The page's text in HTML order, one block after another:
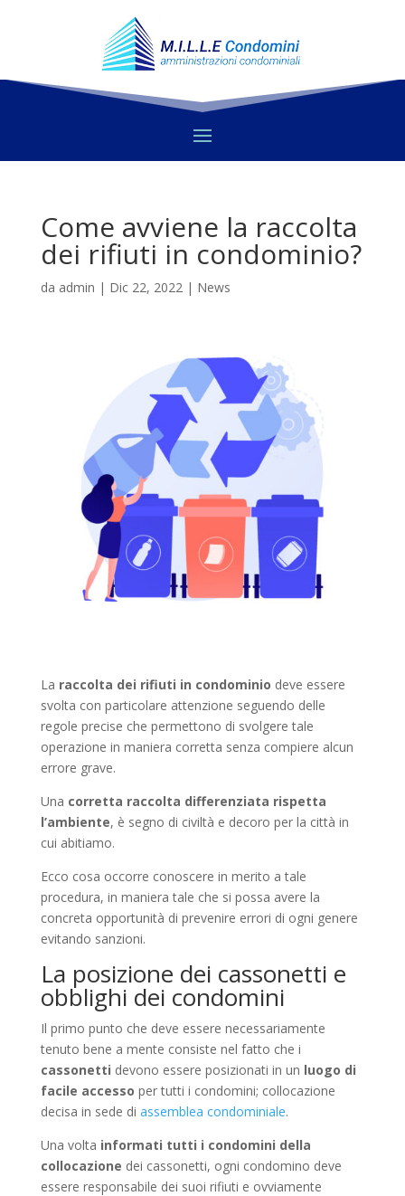
Come avviene la raccolta
dei rifiuti in condominio?
da admin | Dic 22, 2022| News
La raccolta dei rifiuti in condominio deve essere
svolta con particolare attenzione seguendo delle
regole precise che permettono di svolgere tale
operazione in maniera corretta senza compiere alcun
errore grave.
Una corretta raccolta differenziata rispetta
l’ambiente, è segno di civiltà e decoro per la città in
cui abitiamo.
Ecco cosa occorre conoscere in merito a tale
procedura, in maniera tale che si possa avere la
concreta opportunità di prevenire errori di ogni genere
evitando sanzioni.
La posizione dei cassonetti e
obblighi dei condomini
Il primo punto che deve essere necessariamente
tenuto bene a mente consiste nel fatto che i
cassonetti devono essere posizionati in un luogo di
facile accesso per tutti i condomini; collocazione
decisa in sede di assemblea condominiale.
Una volta informati tutti i condomini della
collocazione dei cassonetti, ogni condomino deve
essere responsabile dei suoi rifiuti e ovviamente